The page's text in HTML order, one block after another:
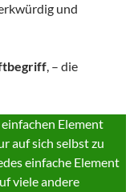
und
, – die
Element
auf sich selbst zu
einfache Element
viele andere